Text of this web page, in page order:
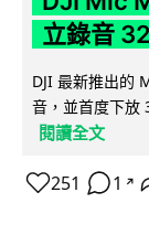
立錄音
DJI 最新推出的
音，並首度下放
閱讀全文
251 1 ↗